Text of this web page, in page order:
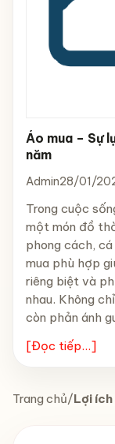
Áo mua – Sự
năm
Admin28/01/
Trong cuộc
một món đồ
phong cách,
mua phù hợp
riêng biệt và
nhau. Không
còn phản ánh
[Đọc tiếp...]
Trang chủ/Lợi